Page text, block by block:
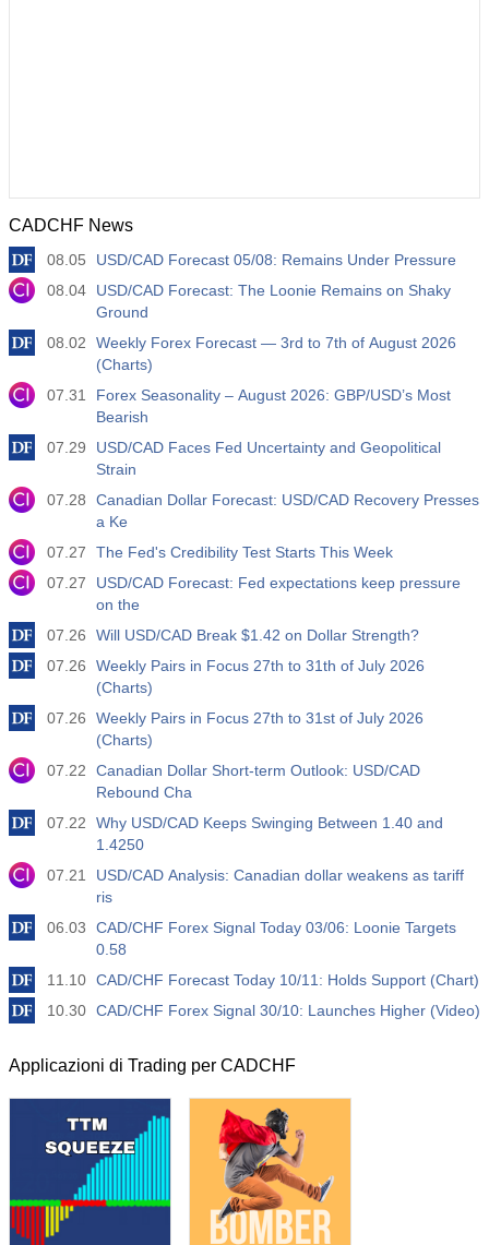
CADCHF News
08.05
USD/CAD Forecast 05/08: Remains Under Pressure
08.04
USD/CAD Forecast: The Loonie Remains on Shaky
Ground
08.02
Weekly Forex Forecast — 3rd to 7th of August 2026
(Charts)
07.31
Forex Seasonality – August 2026: GBP/USD’s Most
Bearish
07.29
USD/CAD Faces Fed Uncertainty and Geopolitical
Strain
07.28
Canadian Dollar Forecast: USD/CAD Recovery Presses
a Ke
07.27
The Fed's Credibility Test Starts This Week
07.27
USD/CAD Forecast: Fed expectations keep pressure
on the
07.26
Will USD/CAD Break $1.42 on Dollar Strength?
07.26
Weekly Pairs in Focus 27th to 31th of July 2026
(Charts)
07.26
Weekly Pairs in Focus 27th to 31st of July 2026
(Charts)
07.22
Canadian Dollar Short-term Outlook: USD/CAD
Rebound Cha
07.22
Why USD/CAD Keeps Swinging Between 1.40 and
1.4250
07.21
USD/CAD Analysis: Canadian dollar weakens as tariff
ris
06.03
CAD/CHF Forex Signal Today 03/06: Loonie Targets
0.58
11.10 CAD/CHF Forecast Today 10/11: Holds Support (Chart)
10.30 CAD/CHF Forex Signal 30/10: Launches Higher (Video)
Applicazioni di Trading per CADCHF